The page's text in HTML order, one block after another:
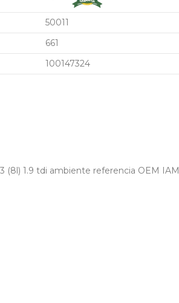
50011
661
100147324
(8l) 1.9 tdi ambiente referencia OEM IAM